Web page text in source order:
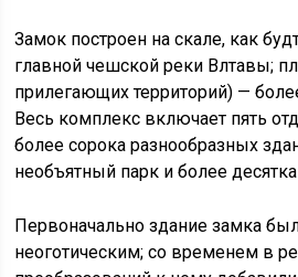
Замок построен на скале, как
главной чешской реки Влтавы;
прилегающих территорий) —
Весь комплекс включает пять
более сорока разнообразных
необъятный парк и более
Первоначально здание замка
неоготическим; со временем в